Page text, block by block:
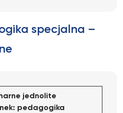
specjalna –
jednolite
pedagogika